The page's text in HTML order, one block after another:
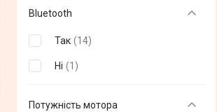
Bluetooth
Так (14)
Ні (1 )
Потужність мотора